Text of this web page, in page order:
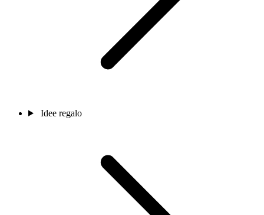
Idee regalo